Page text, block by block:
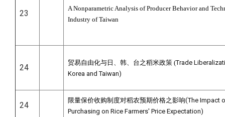
23
A Nonparametric Analysis of Producer Behavior and
Industry of Taiwan
24
贸易自由化与日、韩、台之稻米政策 (Trade
Korea and Taiwan)
24
限量保价收购制度对稻农预期价格之影响(The Impact
Purchasing on Rice Farmers' Price Expectation)